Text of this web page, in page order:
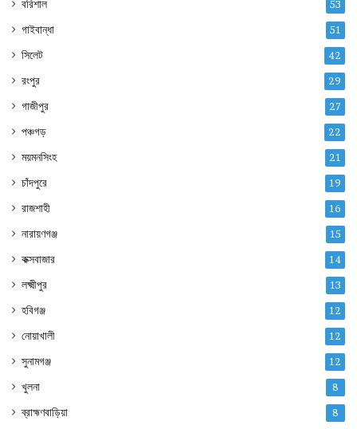
বরিশাল 53
গাইবান্ধা 51
সিলেট 42
রংপুর 29
গাজীপুর 27
পঞ্চগড় 22
ময়মনসিংহ 21
চাঁদপুরে 19
রাজশাহী 16
নারায়ণগঞ্জ 15
কক্সবাজার 14
লক্ষ্মীপুর 13
হবিগঞ্জ 12
নোয়াখালী 12
সুনামগঞ্জ 12
খুলনা 8
ব্রাহ্মণবাড়িয়া 8